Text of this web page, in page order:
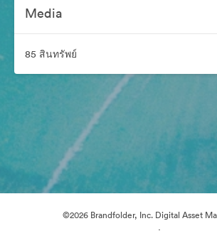
Media
85 สินทรัพย์
©2026 Brandfolder, Inc. Digital Asset
·